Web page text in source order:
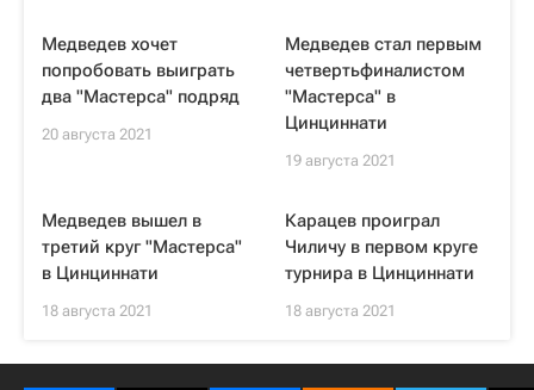
Медведев хочет
попробовать выиграть
два "Мастерса" подряд
20 августа 2021
Медведев стал первым
четвертьфиналистом
"Мастерса" в
Цинциннати
19 августа 2021
Медведев вышел в
третий круг "Мастерса"
в Цинциннати
18 августа 2021
Карацев проиграл
Чиличу в первом круге
турнира в Цинциннати
18 августа 2021